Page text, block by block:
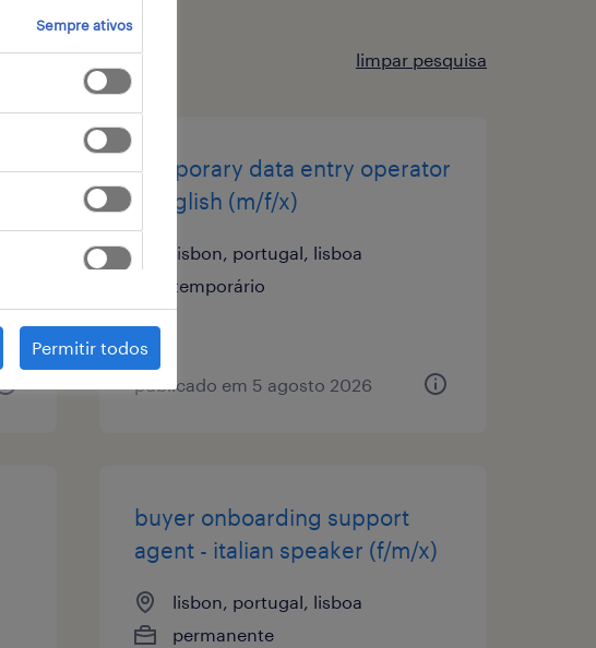
limpar pesquisa
temporary data entry operator
- english (m/f/x)
lisbon, portugal, lisboa
temporário
publicado em 5 agosto 2026
buyer onboarding support
agent - italian speaker (f/m/x)
lisbon, portugal, lisboa
permanente
Sempre ativos
Permitir todos